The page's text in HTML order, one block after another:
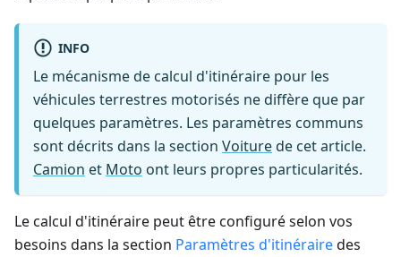
INFO
Le mécanisme de calcul d'itinéraire pour les
véhicules terrestres motorisés ne diffère que par
quelques paramètres. Les paramètres communs
sont décrits dans la section Voiturede cet article.
Camion et Moto ont leurs propres particularités.
Le calcul d'itinéraire peut être configuré selon vos
besoins dans la section Paramètres d'itinérairedes